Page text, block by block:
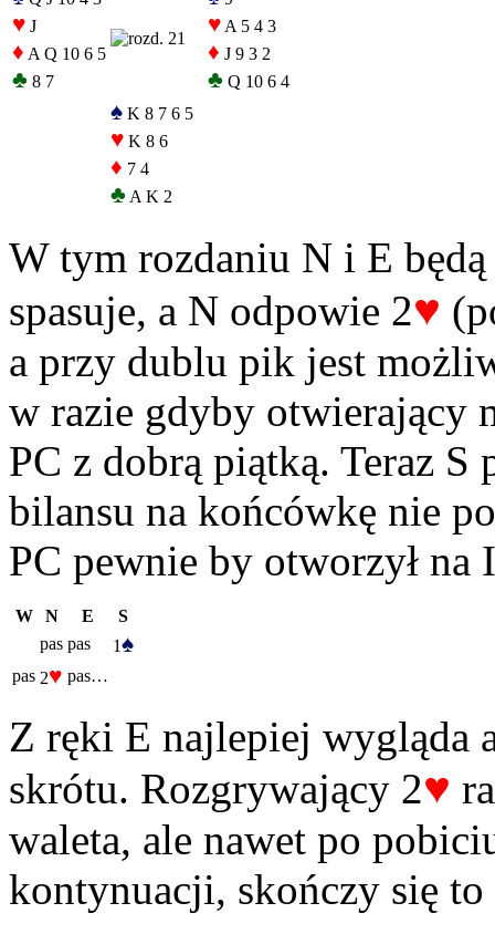
♥ J
♦ A Q 10 6 5
♣ 8 7
♥ A 5 4 3
♦ J 9 3 2
♣ Q 10 6 4
♠ K 8 7 6 5
♥ K 8 6
♦ 7 4
♣ A K 2
W tym rozdaniu N i E
spasuje, a N odpowie 2♥
a przy dublu pik jest
w razie gdyby otwierający
PC z dobrą piątką. Teraz S
bilansu na końcówkę nie
PC pewnie by otworzył na
W N E
S
pas pas 1♠
pas 2♥ pas…
Z ręki E najlepiej wygląda
skrótu. Rozgrywający 2♥
waleta, ale nawet po
kontynuacji, skończy się